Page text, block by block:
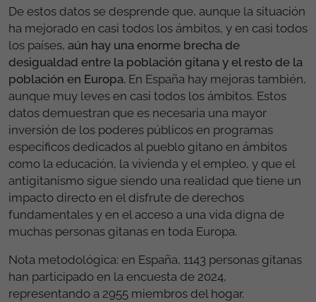
De estos datos se desprende que, aunque la situación
ha mejorado en casi todos los ámbitos, y en casi todos
los países, aún hay una enorme brecha de
desigualdad entre la población gitana y el resto de la
población en Europa. En España hay mejoras también,
aunque muy leves en casi todos los ámbitos. Estos
datos demuestran que es necesaria una mayor
inversión de los poderes públicos en programas
específicos dedicados al pueblo gitano en ámbitos
como la educación, la vivienda y el empleo, y que el
antigitanismo sigue siendo una realidad que tiene un
impacto directo en el disfrute de derechos
fundamentales y en el acceso a una vida digna de
muchas personas gitanas en toda Europa.
Nota metodológica: en España, 1143 personas gitanas
han participado en la encuesta de 2024,
representando a 2955 miembros del hogar.